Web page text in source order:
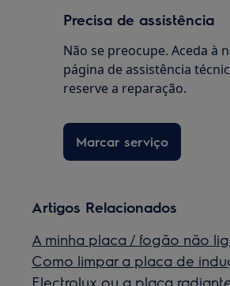
Precisa de assistência
Não se preocupe. Aceda à
página de assistência
reserve a reparação.
Marcar serviço
Artigos Relacionados
A minha placa / fogão não
Como limpar a placa de
Electrolux ou a placa